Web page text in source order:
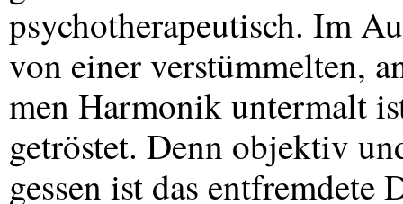
psychotherapeutisch. Im
von einer verstümmelten,
men Harmonik untermalt
getröstet. Denn objektiv
gessen ist das